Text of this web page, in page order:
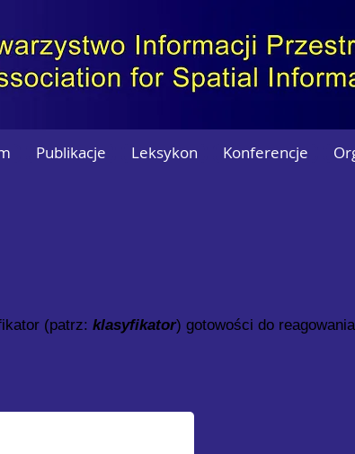
Publikacje Leksykon Konferencje
(patrz: klasyfikator) gotowości do